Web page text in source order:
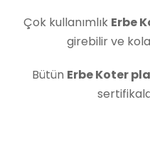
Çok kullanımlık Erbe
girebilir ve
Bütün Erbe Koter